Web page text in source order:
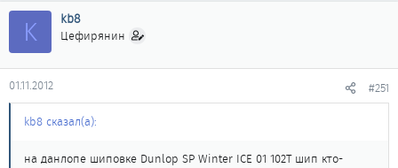
K kb8
Цефирянин
01.11.2012 #251
kb8 сказал(а):
на данлопе шиповке Dunlop SP Winter ICE 01 102T шип кто-